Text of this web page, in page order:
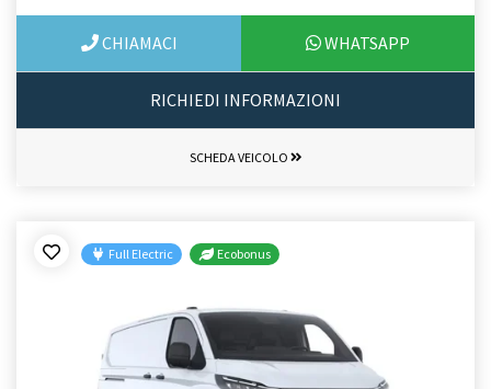
CHIAMACI WHATSAPP
RICHIEDI INFORMAZIONI
SCHEDA VEICOLO
Full Electric Ecobonus